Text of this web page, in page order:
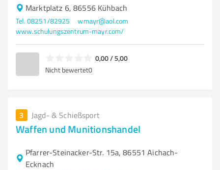
Marktplatz 6, 86556 Kühbach
Tel. 08251/82925
wmayr@aol.com
www.schulungszentrum-mayr.com/
0,00 / 5,00
Nicht bewertet0
3 Jagd- & Schießsport
Waffen und Munitionshandel
Pfarrer-Steinacker-Str. 15a, 86551 Aichach-
Ecknach